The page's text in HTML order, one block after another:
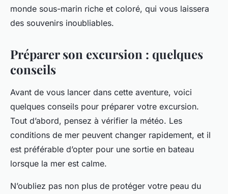
monde sous-marin riche et coloré, qui vous laissera
des souvenirs inoubliables.
Préparer son excursion : quelques
conseils
Avant de vous lancer dans cette aventure, voici
quelques conseils pour préparer votre excursion.
Tout d’abord, pensez à vérifier la météo. Les
conditions de mer peuvent changer rapidement, et il
est préférable d’opter pour une sortie en bateau
lorsque la mer est calme.
N’oubliez pas non plus de protéger votre peau du